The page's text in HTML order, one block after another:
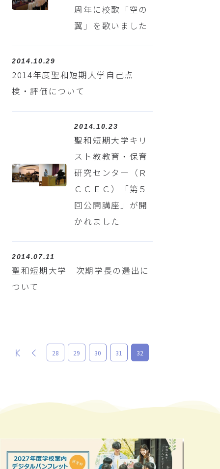
周年に校歌「空の
翼」を歌いました
2014.10.29
2014年度聖和短期大学自己点
検・評価について
2014.10.23
聖和短期大学キリ
スト教教育・保育
研究センター（Ｒ
ＣＣＥＣ）「第５
回公開講座」が開
かれました
2014.07.11
聖和短期大学 次期学長の選出に
ついて
最初 前 28 29 30 31 32